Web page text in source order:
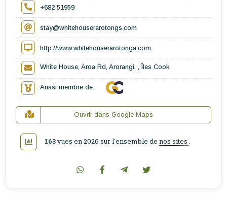
+682 51959
stay@whitehouserarotongs.com
http://www.whitehouserarotonga.com
White House, Aroa Rd, Arorangi, , Îles Cook
Aussi membre de:
Ouvrir dans Google Maps
163vues en 2026 sur l'ensemble de nos sites